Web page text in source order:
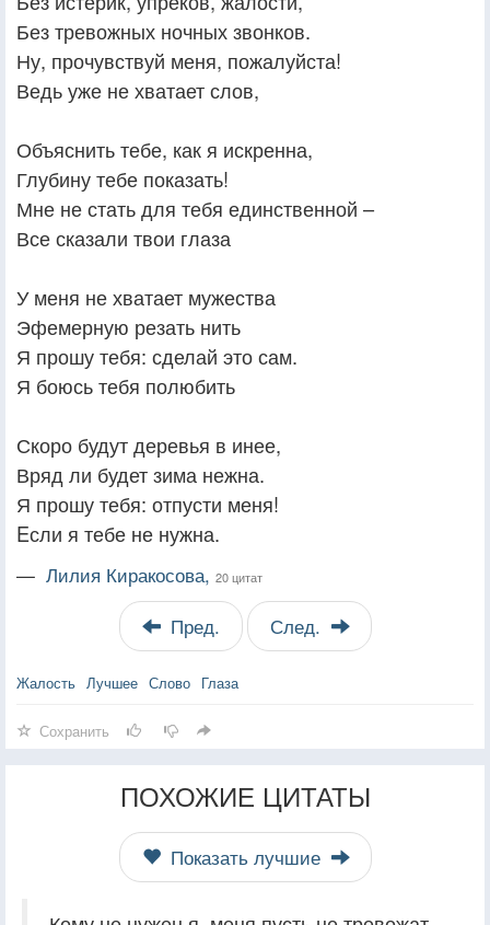
Без тревожных ночных звонков.
Ну, прочувствуй меня, пожалуйста!
Ведь уже не хватает слов,
Объяснить тебе, как я искренна,
Глубину тебе показать!
Мне не стать для тебя единственной –
Все сказали твои глаза
У меня не хватает мужества
Эфемерную резать нить
Я прошу тебя: сделай это сам.
Я боюсь тебя полюбить
Скоро будут деревья в инее,
Вряд ли будет зима нежна.
Я прошу тебя: отпусти меня!
Eсли я тебе не нужна.
— Лилия Киракосова, 20 цитат
Пред. След.
Жалость Лучшее Слово Глаза
Сохранить
ПОХОЖИЕ ЦИТАТЫ
Показать лучшие